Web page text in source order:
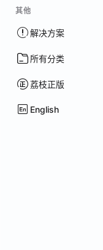
其他
解决方案
所有分类
荔枝正版
English